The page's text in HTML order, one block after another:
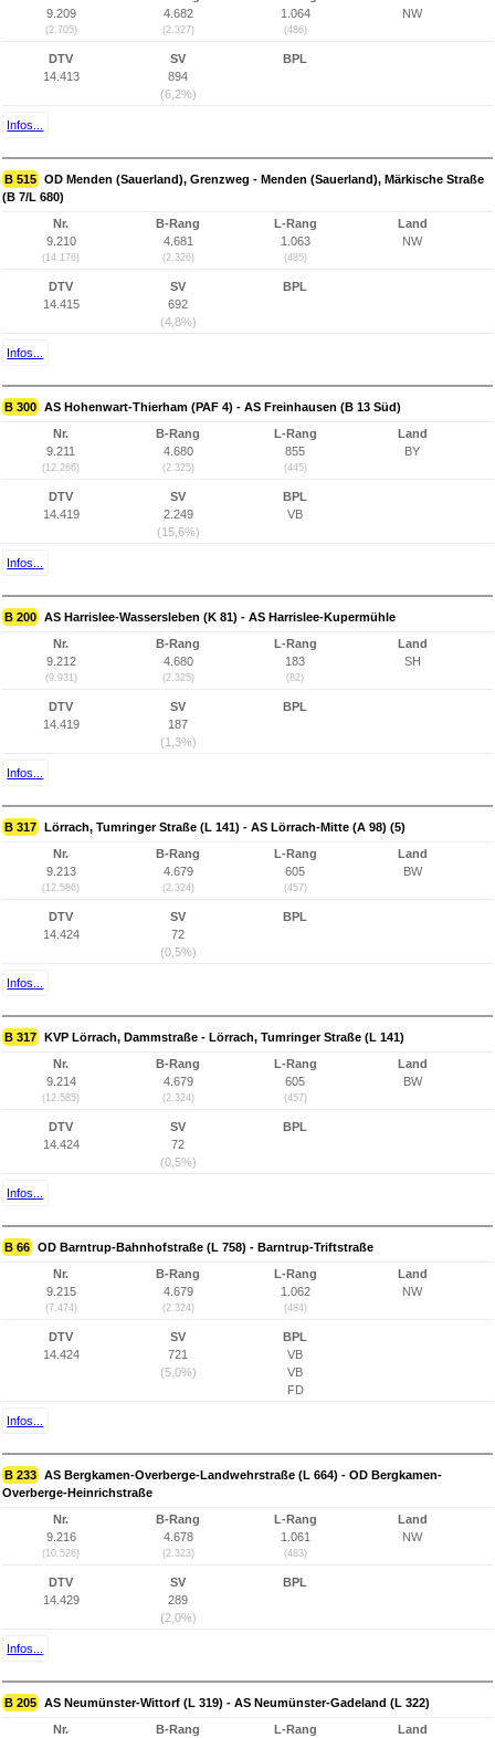
9.209
(2.705)
4.682
(2.327)
1.064
(486)
NW
DTV
14.413
SV
894
(6,2%)
BPL
Infos...
B 515 OD Menden (Sauerland), Grenzweg - Menden (Sauerland), Märkische Straße
(B 7/L 680)
Nr.
9.210
(14.176)
B-Rang
4.681
(2.326)
L-Rang
1.063
(485)
Land
NW
DTV
14.415
SV
692
(4,8%)
BPL
Infos...
B 300 AS Hohenwart-Thierham (PAF 4) - AS Freinhausen (B 13 Süd)
Nr.
9.211
(12.266)
B-Rang
4.680
(2.325)
L-Rang
855
(445)
Land
BY
DTV
14.419
SV
2.249
(15,6%)
BPL
VB
Infos...
B 200 AS Harrislee-Wassersleben (K 81) - AS Harrislee-Kupermühle
Nr.
9.212
(9.931)
B-Rang
4.680
(2.325)
L-Rang
183
(82)
Land
SH
DTV
14.419
SV
187
(1,3%)
BPL
Infos...
B 317 Lörrach, Tumringer Straße (L 141) - AS Lörrach-Mitte (A 98) (5)
Nr.
9.213
(12.586)
B-Rang
4.679
(2.324)
L-Rang
605
(457)
Land
BW
DTV
14.424
SV
72
(0,5%)
BPL
Infos...
B 317 KVP Lörrach, Dammstraße - Lörrach, Tumringer Straße (L 141)
Nr.
9.214
(12.585)
B-Rang
4.679
(2.324)
L-Rang
605
(457)
Land
BW
DTV
14.424
SV
72
(0,5%)
BPL
Infos...
B 66 OD Barntrup-Bahnhofstraße (L 758) - Barntrup-Triftstraße
Nr.
9.215
(7.474)
B-Rang
4.679
(2.324)
L-Rang
1.062
(484)
Land
NW
DTV
14.424
SV
721
(5,0%)
BPL
VB
VB
FD
Infos...
B 233 AS Bergkamen-Overberge-Landwehrstraße (L 664) - OD Bergkamen-
Overberge-Heinrichstraße
Nr.
9.216
(10.526)
B-Rang
4.678
(2.323)
L-Rang
1.061
(483)
Land
NW
DTV
14.429
SV
289
(2,0%)
BPL
Infos...
B 205 AS Neumünster-Wittorf (L 319) - AS Neumünster-Gadeland (L 322)
Nr.
B-Rang
L-Rang
Land